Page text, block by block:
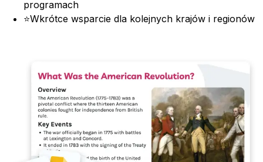
programach
⭐Wkrótce wsparcie dla kolejnych krajów i regionów